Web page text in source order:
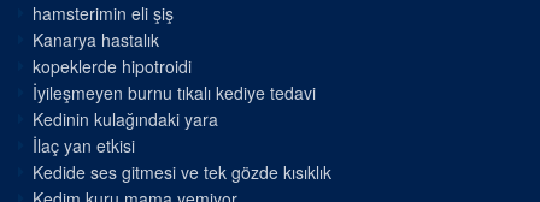
hamsterimin eli şiş
Kanarya hastalık
kopeklerde hipotroidi
İyileşmeyen burnu tıkalı kediye tedavi
Kedinin kulağındaki yara
İlaç yan etkisi
Kedide ses gitmesi ve tek gözde kısıklık